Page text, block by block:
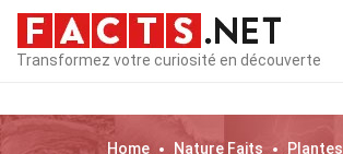
Transformez votre curiosité en découverte
Home Nature Faits Plantes